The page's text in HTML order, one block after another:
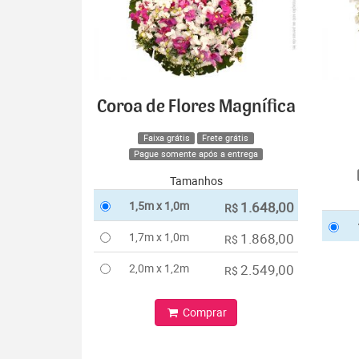
Coroa de Flores Magnífica
Faixa grátis
Frete grátis
Pague somente após a entrega
Tamanhos
1,5m x 1,0m
R$ 1.648,00
1,7m x 1,0m R$ 1.868,00
2,0m x 1,2m R$ 2.549,00
Comprar